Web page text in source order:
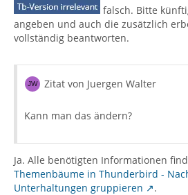
falsch. Bitte
angeben und auch die zusätzlich
vollständig beantworten.
Zitat von Juergen Walter
Kann man das ändern?
Ja. Alle benötigten Informationen
Themenbäume in Thunderbird -
Unterhaltungen gruppieren
.